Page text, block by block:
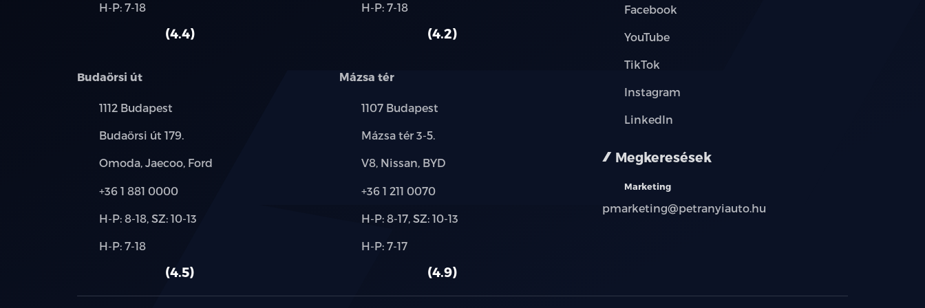
fedélzeti komputer
hátsó fejtámlák
Hi-Fi
holttér-figyelő rendszer
használt
Alkatrész,
H-P: 7-18
4.4
használt
Alkatrész,
H-P: 7-18
4.2
Budaörsi út
Település:
1112 Budapest
Cím:
Budaörsi út 179.
Márkák:
Omoda, Jaecoo, Ford
Telefon:
+36 1 881 0000
Új-
használt
H-P: 8-18, SZ: 10-13
Alkatrész,
H-P: 7-18
4.5
Mázsa tér
Település:
1107 Budapest
Cím:
Mázsa tér 3-5.
Márkák:
V8, Nissan, BYD
Telefon:
+36 1 211 0070
Új-
használt
H-P: 8-17, SZ: 10-13
Alkatrész,
H-P: 7-17
4.9
Facebook
YouTube
TikTok
Instagram
LinkedIn
Megkeresések
Marketing
pmarketing@petranyiauto.hu